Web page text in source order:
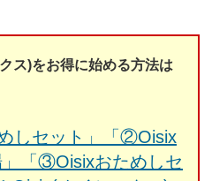
ス)をお得に始める方法は
しセット」「②Oisix
「③Oisixおためしセ